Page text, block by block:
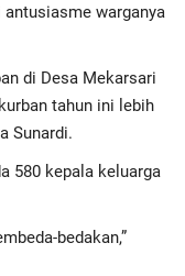
warganya
di Desa Mekarsari
tahun ini lebih
Sunardi.
580 kepala keluarga
bedakan,”